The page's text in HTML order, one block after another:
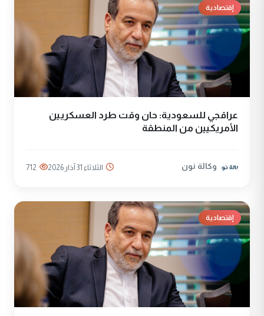
إقتصادية
عراقجي للسعودية: حان وقت طرد العسكريين
الأمريكيين من المنطقة
وكالة نون الثلاثاء 31 آذار 2026 712
إقتصادية